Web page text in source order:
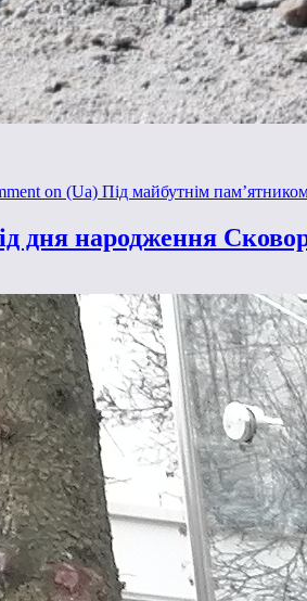
on (Ua) Під майбутнім
дня народження